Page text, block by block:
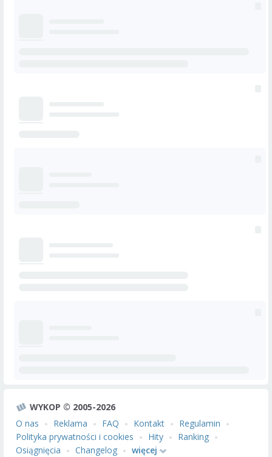
WYKOP © 2005-2026
O nas
Reklama FAQ Kontakt
Regulamin
Polityka prywatności i cookies
Hity
Ranking
Osiągnięcia
Changelog więcej